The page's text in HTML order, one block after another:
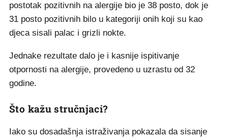
postotak pozitivnih na alergije bio je 38 posto, dok je
31 posto pozitivnih bilo u kategoriji onih koji su kao
djeca sisali palac i grizli nokte.
Jednake rezultate dalo je i kasnije ispitivanje
otpornosti na alergije, provedeno u uzrastu od 32
godine.
Što kažu stručnjaci?
Iako su dosadašnja istraživanja pokazala da sisanje